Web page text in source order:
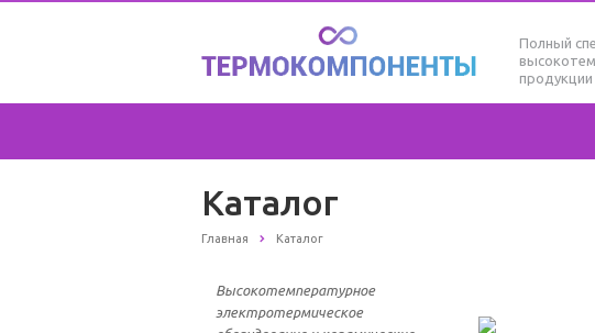
Полный
Каталог
Главная Каталог
Высокотемпературное
электротермическое